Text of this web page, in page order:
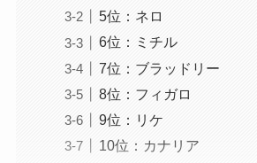
5位：ネロ
6位：ミチル
7位：ブラッドリー
8位：フィガロ
9位：リケ
10位：カナリア